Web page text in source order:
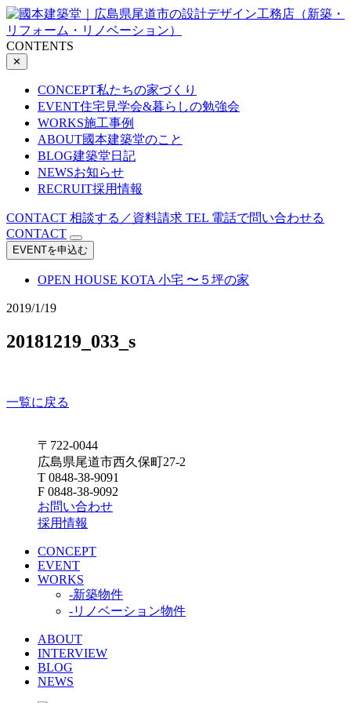
CONTENTS
✕
CONCEPT私たちの家づくり
EVENT住宅見学会&暮らしの勉強会
WORKS施工事例
ABOUT國本建築堂のこと
BLOG建築堂日記
NEWSお知らせ
RECRUIT採用情報
CONTACT 相談する／資料請求 TEL 電話で問い合わせる
CONTACT
EVENTを申込む
OPEN HOUSE KOTA 小宅 〜５坪の家
2019/1/19
20181219_033_s
一覧に戻る
〒722-0044
広島県尾道市西久保町27-2
T 0848-38-9091
F 0848-38-9092
お問い合わせ
採用情報
CONCEPT
EVENT
WORKS
-新築物件
-リノベーション物件
ABOUT
INTERVIEW
BLOG
NEWS